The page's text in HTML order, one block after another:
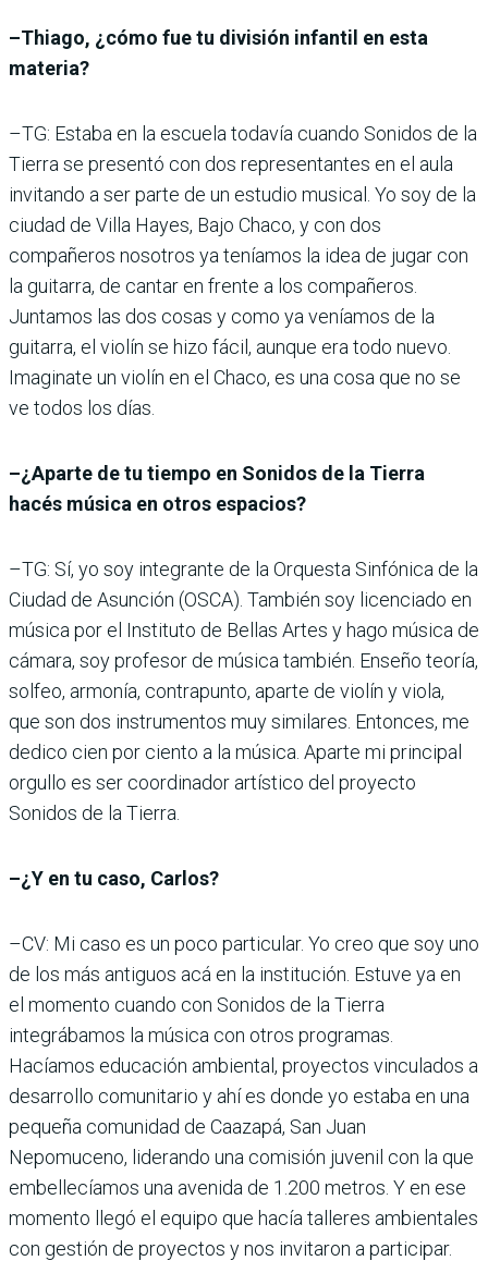
–Thiago, ¿cómo fue tu división infantil en esta
materia?
–TG: Estaba en la escuela todavía cuando Sonidos de la
Tierra se presentó con dos representantes en el aula
invitando a ser parte de un estudio musical. Yo soy de la
ciudad de Villa Hayes, Bajo Chaco, y con dos
compañeros nosotros ya teníamos la idea de jugar con
la guitarra, de cantar en frente a los compañeros.
Juntamos las dos cosas y como ya veníamos de la
guitarra, el violín se hizo fácil, aunque era todo nuevo.
Imaginate un violín en el Chaco, es una cosa que no se
ve todos los días.
–¿Aparte de tu tiempo en Sonidos de la Tierra
hacés música en otros espacios?
–TG: Sí, yo soy integrante de la Orquesta Sinfónica de la
Ciudad de Asunción (OSCA). También soy licenciado en
música por el Instituto de Bellas Artes y hago música de
cámara, soy profesor de música también. Enseño teoría,
solfeo, armonía, contrapunto, aparte de violín y viola,
que son dos instrumentos muy similares. Entonces, me
dedico cien por ciento a la música. Aparte mi principal
orgullo es ser coordinador artístico del proyecto
Sonidos de la Tierra.
–¿Y en tu caso, Carlos?
–CV: Mi caso es un poco particular. Yo creo que soy uno
de los más antiguos acá en la institución. Estuve ya en
el momento cuando con Sonidos de la Tierra
integrábamos la música con otros programas.
Hacíamos educación ambiental, proyectos vinculados a
desarrollo comunitario y ahí es donde yo estaba en una
pequeña comunidad de Caazapá, San Juan
Nepomuceno, liderando una comisión juvenil con la que
embellecíamos una avenida de 1.200 metros. Y en ese
momento llegó el equipo que hacía talleres ambientales
con gestión de proyectos y nos invitaron a participar.